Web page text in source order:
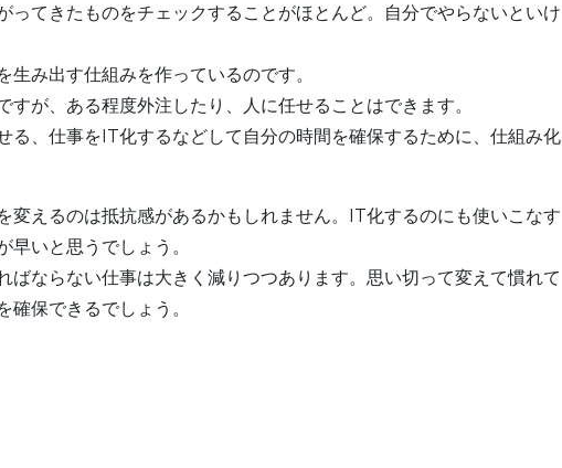
ってきたものをチェックすることがほとんど。自分でやらないといけ
み出す仕組みを作っているのです。
が、ある程度外注したり、人に任せることはできます。
る、仕事をIT化するなどして自分の時間を確保するために、仕組み化
変えるのは抵抗感があるかもしれません。IT化するのにも使いこなす
いと思うでしょう。
ならない仕事は大きく減りつつあります。思い切って変えて慣れて
確保できるでしょう。